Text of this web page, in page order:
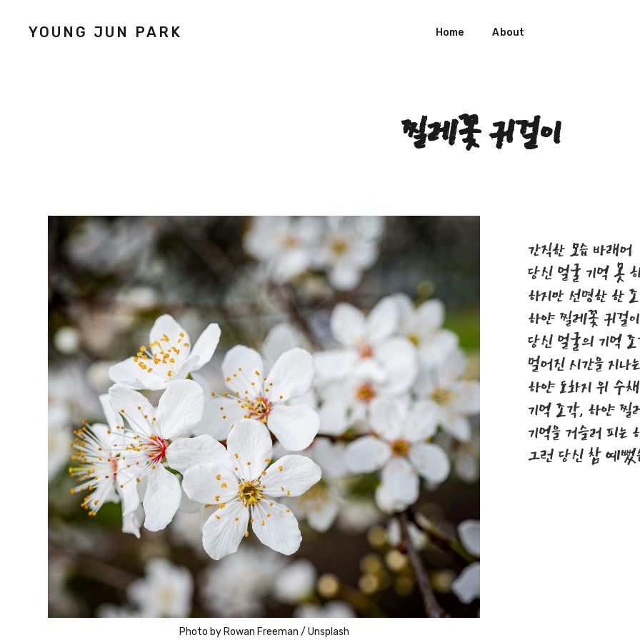
YOUNG JUN PARK Home About
찔레꽃 귀걸이
Photo by Rowan Freeman / Unsplash
간직한 모습 바래어
당신 얼굴 기억 못
하지만 선명한 한
하얀 찔레꽃 귀걸이
당신 얼굴의 기억
멀어진 시간을 지나는
하얀 도화지 위 수
기억 조각, 하얀 찔
기억을 거슬러 피는
그런 당신 참 예뻤